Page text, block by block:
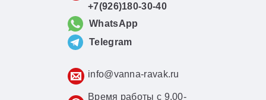
+7(926)180-30-40
WhatsApp
Telegram
info@vanna-ravak.ru
Время работы с 9.00-